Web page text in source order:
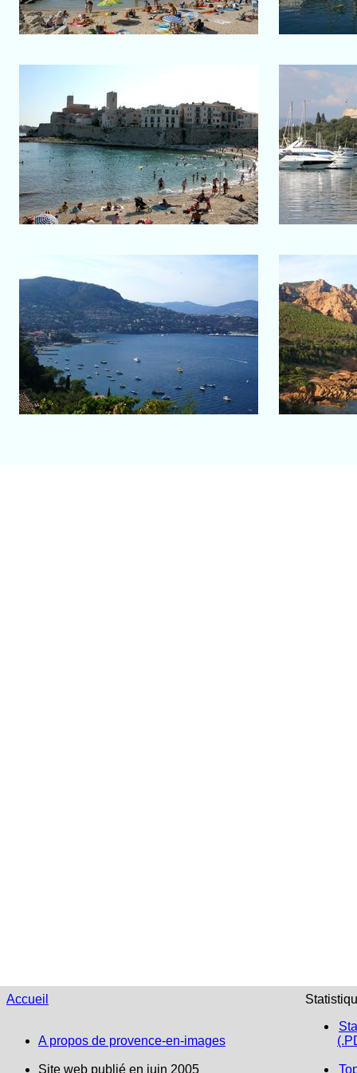
Salon-de-Provence
Antibes
Plage de la Gravette
Corniche de l'Esterel
Baie entre Théoule-sur-Mer et la
Napoule
Au
Accueil
A propos de provence-en-images
Site web publié en juin 2005